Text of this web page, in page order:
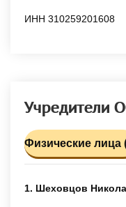
ИНН 310259201608
Учредители
Физические лица
1. Шеховцов